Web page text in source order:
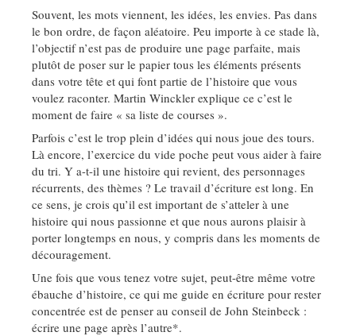
Souvent, les mots viennent, les idées, les envies. Pas dans
le bon ordre, de façon aléatoire. Peu importe à ce stade là,
l’objectif n’est pas de produire une page parfaite, mais
plutôt de poser sur le papier tous les éléments présents
dans votre tête et qui font partie de l’histoire que vous
voulez raconter. Martin Winckler explique ce c’est le
moment de faire « sa liste de courses ».
Parfois c’est le trop plein d’idées qui nous joue des tours.
Là encore, l’exercice du vide poche peut vous aider à faire
du tri. Y a-t-il une histoire qui revient, des personnages
récurrents, des thèmes ? Le travail d’écriture est long. En
ce sens, je crois qu’il est important de s’atteler à une
histoire qui nous passionne et que nous aurons plaisir à
porter longtemps en nous, y compris dans les moments de
découragement.
Une fois que vous tenez votre sujet, peut-être même votre
ébauche d’histoire, ce qui me guide en écriture pour rester
concentrée est de penser au conseil de John Steinbeck :
écrire une page après l’autre*.